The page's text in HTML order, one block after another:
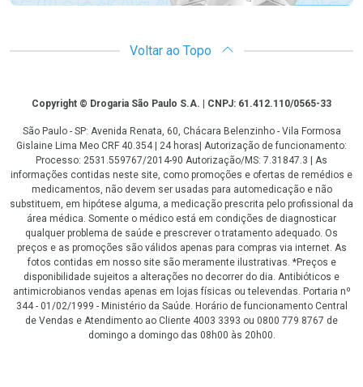
Voltar ao Topo
CopyrightCopyright © Drogaria São Paulo S.A. | CNPJ: 61.412.110/0565-33
São Paulo - SP: Avenida Renata, 60, Chácara Belenzinho - Vila Formosa
Gislaine Lima Meo CRF 40.354 | 24 horas| Autorização de funcionamento:
Processo: 2531.559767/2014-90 Autorização/MS: 7.31847.3 | As
informações contidas neste site, como promoções e ofertas de remédios e
medicamentos, não devem ser usadas para automedicação e não
substituem, em hipótese alguma, a medicação prescrita pelo profissional da
área médica. Somente o médico está em condições de diagnosticar
qualquer problema de saúde e prescrever o tratamento adequado. Os
preços e as promoções são válidos apenas para compras via internet. As
fotos contidas em nosso site são meramente ilustrativas. *Preços e
disponibilidade sujeitos a alterações no decorrer do dia. Antibióticos e
antimicrobianos vendas apenas em lojas físicas ou televendas. Portaria nº
344 - 01/02/1999 - Ministério da Saúde. Horário de funcionamento Central
de Vendas e Atendimento ao Cliente 4003 3393 ou 0800 779 8767 de
domingo a domingo das 08h00 às 20h00.